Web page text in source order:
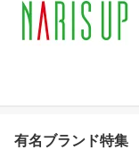
有名ブランド特集